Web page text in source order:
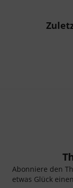
Abonniere den
etwas Glück